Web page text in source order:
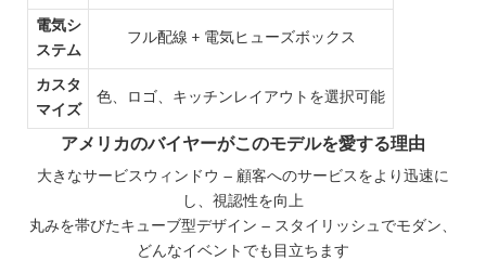
電気シ
ステム
フル配線 + 電気ヒューズボックス
カスタ
マイズ
色、ロゴ、キッチンレイアウトを選択可能
アメリカのバイヤーがこのモデルを愛する理由
大きなサービスウィンドウ – 顧客へのサービスをより迅速に
し、視認性を向上
丸みを帯びたキューブ型デザイン – スタイリッシュでモダン、
どんなイベントでも目立ちます